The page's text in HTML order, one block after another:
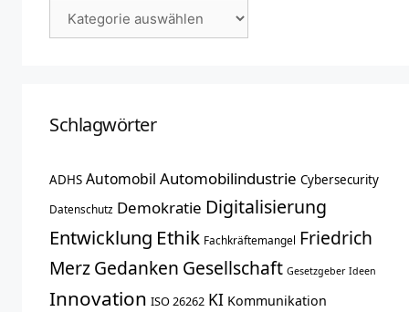
Schlagwörter
ADHS Automobil Automobilindustrie Cybersecurity
Datenschutz Demokratie Digitalisierung
Entwicklung Ethik Fachkräftemangel Friedrich
MerzGedanken Gesellschaft Gesetzgeber Ideen
Innovation ISO 26262 KI Kommunikation